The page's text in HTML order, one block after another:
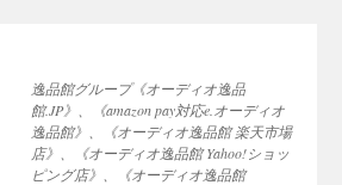
逸品館グループ《オーディオ逸品
館.JP》、《amazon pay対応e.オーディオ
逸品館》、《オーディオ逸品館 楽天市場
店》、《オーディオ逸品館 Yahoo!ショッ
ピング店》、《オーディオ逸品館